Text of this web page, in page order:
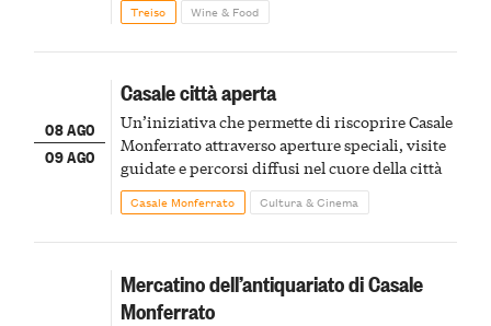
Treiso Wine & Food
08 AGO
09 AGO
Casale città aperta
Un’iniziativa che permette di riscoprire Casale
Monferrato attraverso aperture speciali, visite
guidate e percorsi diffusi nel cuore della città
Casale Monferrato Cultura & Cinema
Mercatino dell’antiquariato di Casale
Monferrato